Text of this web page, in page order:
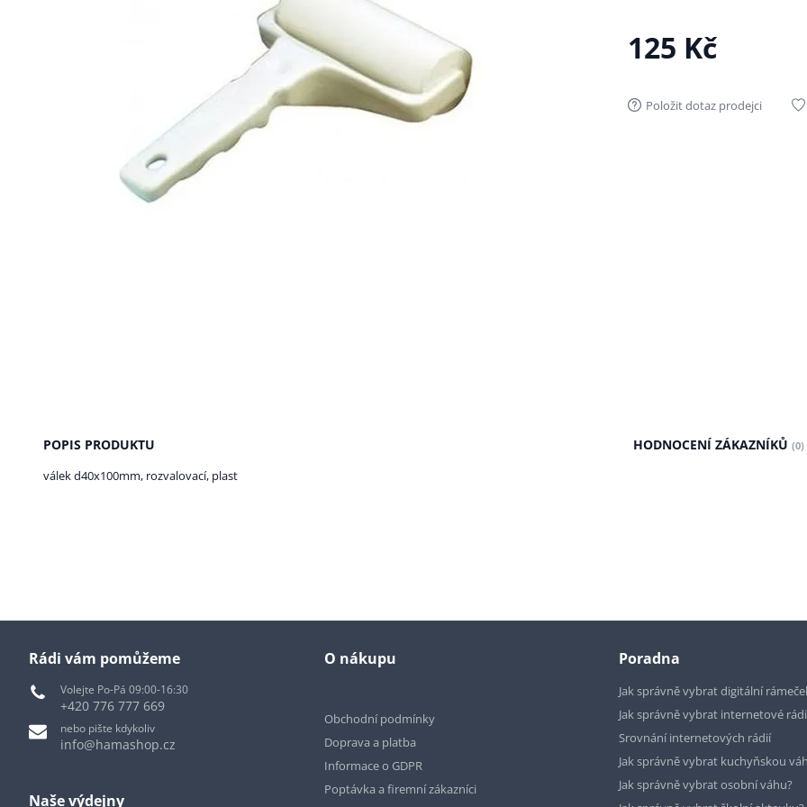
125 Kč
Položit dotaz prodejci
POPIS PRODUKTU
válek d40x100mm, rozvalovací, plast
HODNOCENÍ ZÁKAZNÍKŮ (0)
Rádi vám pomůžeme
Volejte Po-Pá 09:00-16:30
+420 776 777 669
nebo pište kdykoliv
info@hamashop.cz
Naše výdejny
O nákupu
Obchodní podmínky
Doprava a platba
Informace o GDPR
Poptávka a firemní zákazníci
Poradna
Jak správně vybrat digitální
Jak správně vybrat internetové
Srovnání internetových rádií
Jak správně vybrat kuchyňskou
Jak správně vybrat osobní váhu?